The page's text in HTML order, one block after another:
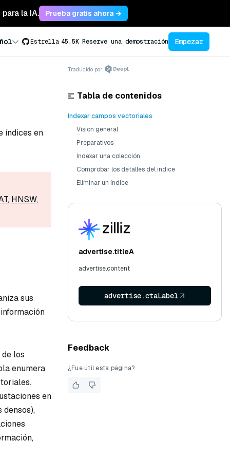
la IA. Prueba gratis ahora →
Estrella 45.5K Reserve una demostración Empezar
índices en
, HNSW,
sus
los
enumera
en
Traducido por
Tabla de contenidos
Indexar campos vectoriales
Visión general
Preparativos
Indexar una colección
Comprobar los detalles del índice
Eliminar un índice
advertise.titleA
advertise.content
advertise.ctaLabel
Feedback
¿Fue útil esta página?